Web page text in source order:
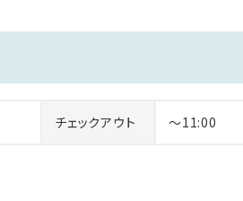
チェックアウト ～11:00